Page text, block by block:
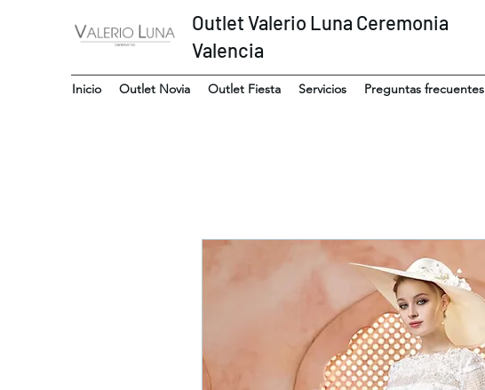
Outlet Valerio Luna Ceremonia
Valencia
Inicio Outlet Novia Outlet Fiesta Servicios Preguntas frecuentes